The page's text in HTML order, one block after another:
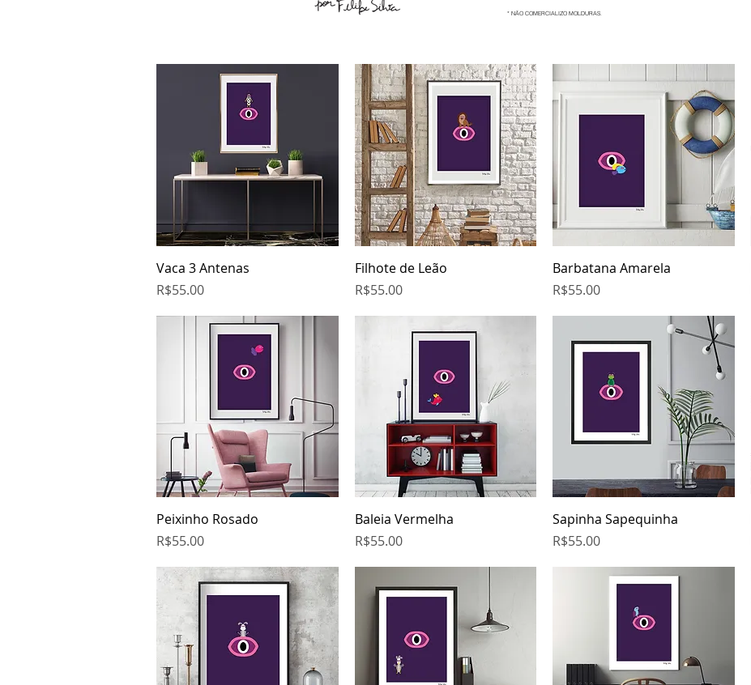
* NÃO COMERCIALIZO MOLDURAS.
Quick View
Vaca 3 Antenas
Price
R$55.00
Quick View
Filhote de Leão
Price
R$55.00
Quick View
Barbatana Amarela
Price
R$55.00
Quick View
Peixinho Rosado
Price
R$55.00
Quick View
Baleia Vermelha
Price
R$55.00
Quick View
Sapinha Sapequinha
Price
R$55.00